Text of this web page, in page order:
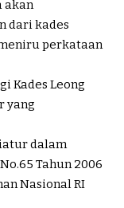
akan
dari kades
perkataan
Kades Leong
yang
dalam
Tahun 2006
Nasional RI